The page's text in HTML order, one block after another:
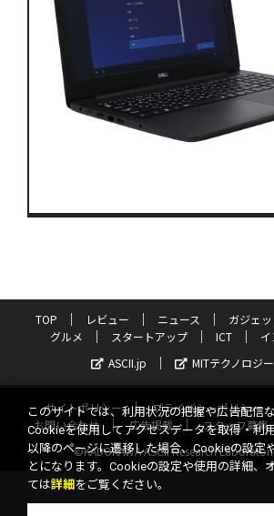
TOP レビュー ニュース ガジェッ
グルメ
スタートアップ ICT
ASCII.jp
MITテクノロジ
サイトポリシー プライバシーポリシー
お問い合わせ
広告掲載 スタッフ募集
©KADOKAWA ASCII Research
このサイトでは、利用状況の把握や広告配信
Cookieを使用してアクセスデータを取得・利
以降のページに遷移した場合、Cookieの設定
とになります。Cookieの設定や使用の詳細、
ては詳細 をご覧ください。